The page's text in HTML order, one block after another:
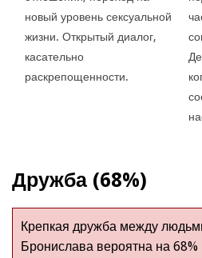
новый уровень сексуальной
жизни. Открытый диалог,
касательно
раскрепощенности.
Дружба (68%)
Крепкая дружба между
Бронислава вероятна на 68%